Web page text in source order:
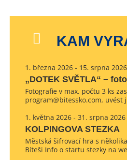
KAM
1. března 2026 - 15. srpna 2026
„DOTEK SVĚTLA“ –
Fotografie v max. počtu 3 ks
program@bitessko.com,
1. května 2026 - 31. srpna 2026
KOLPINGOVA STEZKA
Městská šifrovací hra s
Bíteši Info o startu stezky na